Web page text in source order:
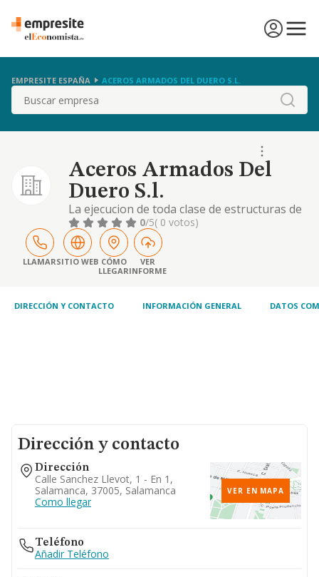
EMPRESITE ESPAÑA ACEROS ARMADOS DEL DUERO S.L.
Buscar
Aceros Armados Del
Duero S.l.
La ejecucion de toda clase de estructuras de
hormigon y ferralla
0/5( 0 votos)
LLAMARSITIO WEB CÓMO
LLEGAR
VER
INFORME
DIRECCIÓN Y CONTACTO INFORMACIÓN GENERAL DATOS
Dirección y contacto
Dirección
Calle Sanchez Llevot, 1 - En 1,
Salamanca, 37005, Salamanca
Como llegar
VER EN MAPA
Teléfono
Añadir Teléfono